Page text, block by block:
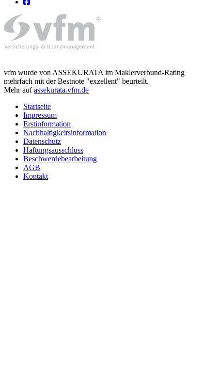
vfm wurde von ASSEKURATA im Maklerverbund-Rating
mehrfach mit der Bestnote "exzellent" beurteilt.
Mehr aufassekurata.vfm.de
Startseite
Impressum
Erstinformation
Nachhaltigkeitsinformation
Datenschutz
Haftungsausschluss
Beschwerdebearbeitung
AGB
Kontakt